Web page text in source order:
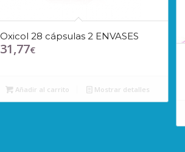
Oxicol 28 cápsulas 2 ENVASES
31,77€
Añadir al carrito Mostrar detalles